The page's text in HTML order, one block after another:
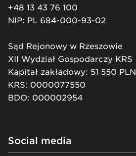
+48 13 43 76 100
NIP: PL 684-000-93-02
Sąd Rejonowy w Rzeszowie
XII Wydział Gospodarczy KRS
Kapitał zakładowy: 51 550 PLN
KRS: 0000077550
BDO: 000002954
Social media